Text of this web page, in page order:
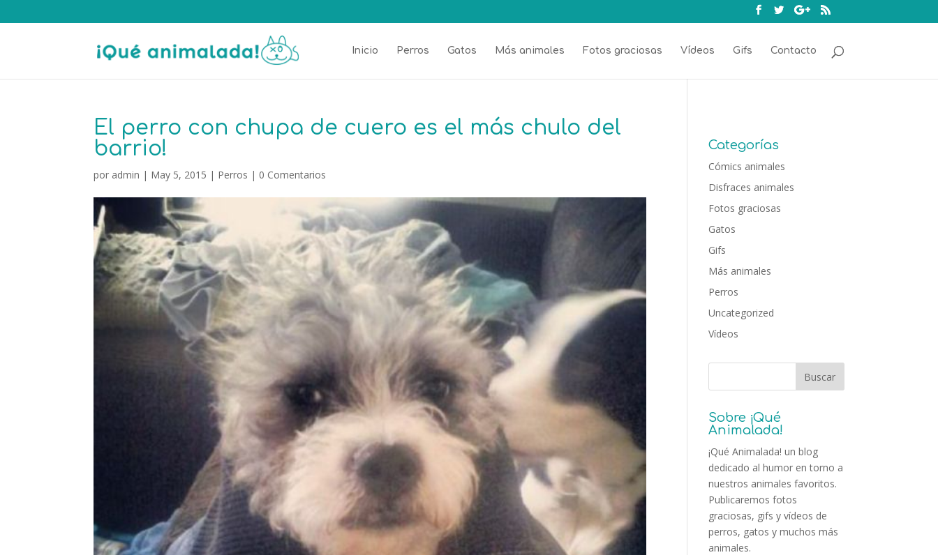
Inicio Perros Gatos Más animales Fotos graciosas Vídeos Gifs Contacto
El perro con chupa de cuero es el más chulo del
barrio!
por admin | May 5, 2015 | Perros | 0 Comentarios
Categorías
Cómics animales
Disfraces animales
Fotos graciosas
Gatos
Gifs
Más animales
Perros
Uncategorized
Vídeos
Sobre ¡Qué
Animalada!
¡Qué Animalada! un blog
dedicado al humor en torno a
nuestros animales favoritos.
Publicaremos fotos
graciosas, gifs y vídeos de
perros, gatos y muchos más
animales.